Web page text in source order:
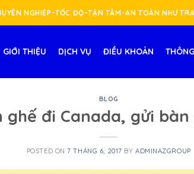
NGHIỆP-TỐC ĐỘ-TẬN TÂM-AN TOÀN NHƯ
GIỚI THIỆU DỊCH VỤ ĐIỀU KHOẢN
BLOG
ghế đi Canada, gửi
POSTED ON7 THÁNG 6, 2017 BYADMINAZGROUP